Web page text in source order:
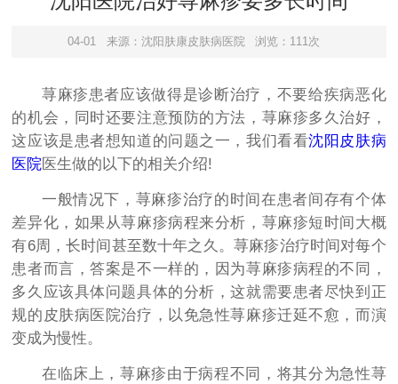
04-01 来源：沈阳肤康皮肤病医院 浏览：111次
荨麻疹患者应该做得是诊断治疗，不要给疾病恶化
的机会，同时还要注意预防的方法，荨麻疹多久治好，
这应该是患者想知道的问题之一，我们看看沈阳皮肤病
医院医生做的以下的相关介绍!
一般情况下，荨麻疹治疗的时间在患者间存有个体
差异化，如果从荨麻疹病程来分析，荨麻疹短时间大概
有6周，长时间甚至数十年之久。荨麻疹治疗时间对每个
患者而言，答案是不一样的，因为荨麻疹病程的不同，
多久应该具体问题具体的分析，这就需要患者尽快到正
规的皮肤病医院治疗，以免急性荨麻疹迁延不愈，而演
变成为慢性。
在临床上，荨麻疹由于病程不同，将其分为急性荨